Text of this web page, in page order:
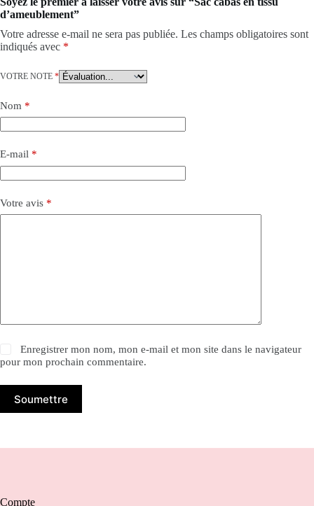
d’ameublement”
Votre adresse e-mail ne sera pas publiée. Les champs obligatoires sont
indiqués avec *
VOTRE NOTE *
Nom *
E-mail *
Votre avis *
Enregistrer mon nom, mon e-mail et mon site dans le navigateur
pour mon prochain commentaire.
Soumettre
Compte